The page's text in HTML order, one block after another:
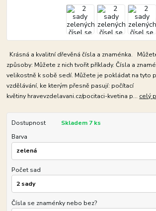
Krásná a kvalitní dřevěná čísla a znaménka.
způsoby: Můžete z nich tvořit příklady. Čísla a
velikostně k sobě sedí. Můžete je pokládat na tyto
vzdělávání, ke kterým přesně pasují: počítací
květiny hravevzdelavani.cz/pocitaci-kvetina p... celý
Dostupnost
Skladem 7 ks
Barva
Počet sad
Čísla se znaménky nebo bez?